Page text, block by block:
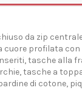
da zip
cuore profilata con
tasche alla
tasche a
di cotone,